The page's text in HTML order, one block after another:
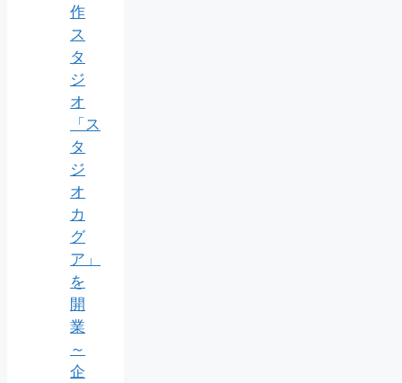
作
ス
タ
ジ
オ
「ス
タ
ジ
オ
カ
グ
ア」
を
開
業
～
企